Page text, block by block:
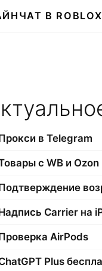
ЧАТ В ROBLOX
в Telegram
с WB и Ozon
Carrier на
AirPods
Plus